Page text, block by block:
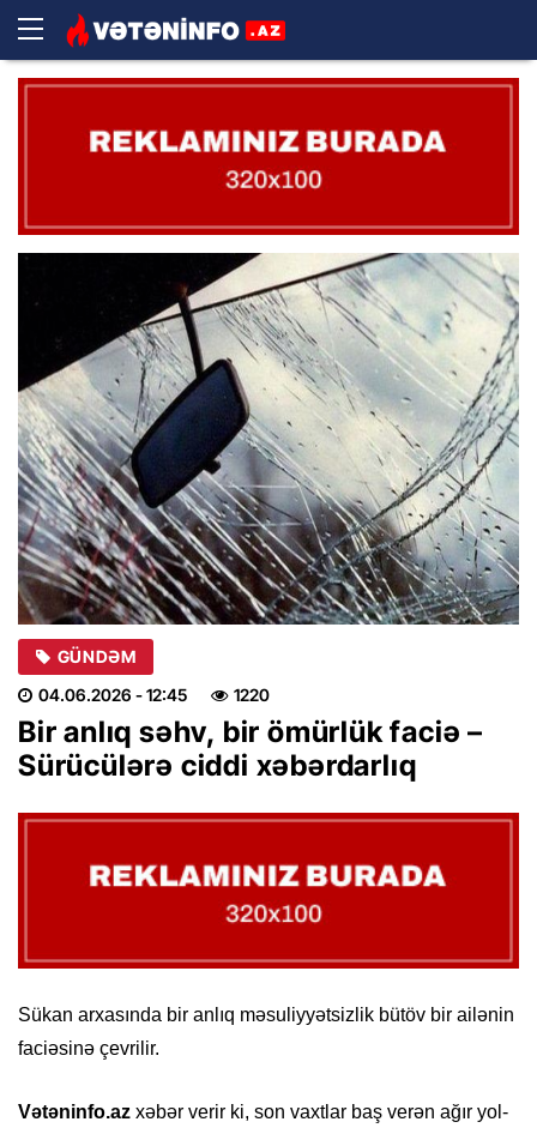
GÜNDƏM
04.06.2026 - 12:45 1220
Bir anlıq səhv, bir ömürlük faciə –
Sürücülərə ciddi xəbərdarlıq
Sükan arxasında bir anlıq məsuliyyətsizlik bütöv bir ailənin
faciəsinə çevrilir.
Vətəninfo.az xəbər verir ki, son vaxtlar baş verən ağır yol-